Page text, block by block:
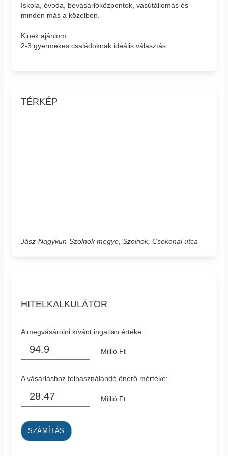
Iskola, óvoda, bevásárlóközpontok, vasútállomás és
minden más a közelben.
Kinek ajánlom:
2-3 gyermekes családoknak ideális választás
TÉRKÉP
Jász-Nagykun-Szolnok megye, Szolnok, Csokonai utca
HITELKALKULÁTOR
A megvásárolni kívánt ingatlan értéke:
Millió Ft
A vásárláshoz felhasználandó önerő mértéke:
Millió Ft
SZÁMÍTÁS